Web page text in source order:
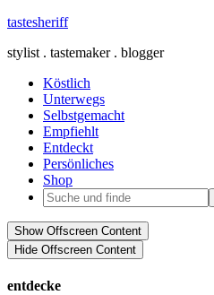
tastesheriff
stylist . tastemaker . blogger
Köstlich
Unterwegs
Selbstgemacht
Empfiehlt
Entdeckt
Persönliches
Shop
Show Offscreen Content
Hide Offscreen Content
entdecke